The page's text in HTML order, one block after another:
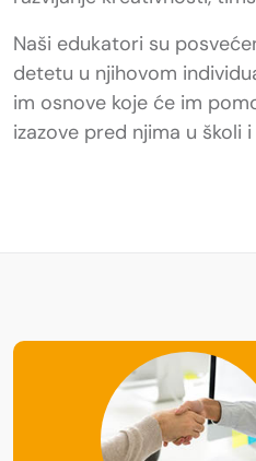
Naši edukatori su
detetu u njihovom
im osnove koje će im
izazove pred njima u školi